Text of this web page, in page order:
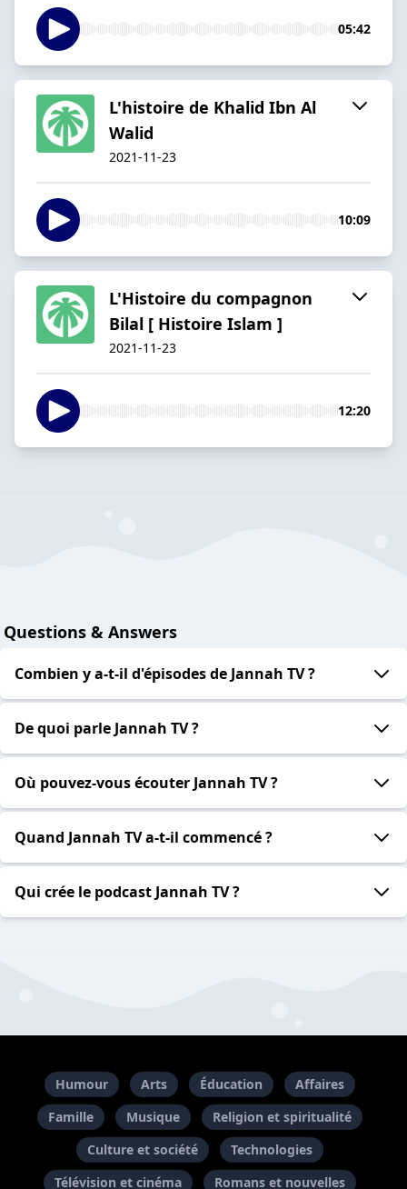
05:42
L'histoire de Khalid Ibn Al
Walid
2021-11-23
10:09
L'Histoire du compagnon
Bilal [ Histoire Islam ]
2021-11-23
12:20
Questions & Answers
Combien y a-t-il d'épisodes de Jannah TV ?
De quoi parle Jannah TV ?
Où pouvez-vous écouter Jannah TV ?
Quand Jannah TV a-t-il commencé ?
Qui crée le podcast Jannah TV ?
Humour Arts Éducation
Affaires
Famille
Musique
Religion et spiritualité
Culture et société
Technologies
Télévision et cinéma
Romans et nouvelles